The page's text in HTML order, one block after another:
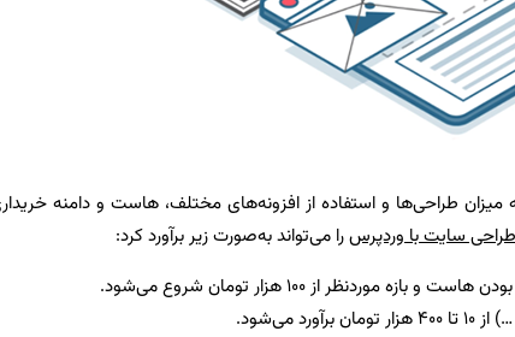
طراحی‌ها و استفاده از افزونه‌های مختلف، هاست و دامنه
طراحی سایت با وردپرسرا می‌تواند به‌صورت زیر برآورد کرد:
از ۱۰۰ هزار تومان شروع می‌شود.